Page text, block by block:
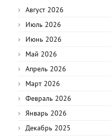
Август 2026
Июль 2026
Июнь 2026
Май 2026
Апрель 2026
Март 2026
Февраль 2026
Январь 2026
Декабрь 2025